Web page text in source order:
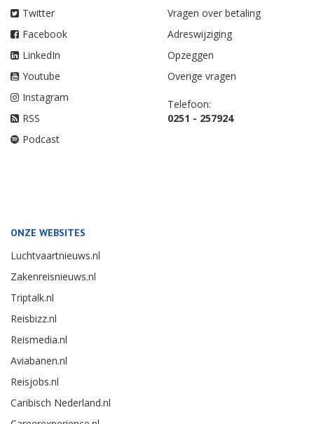
Twitter
Facebook
LinkedIn
Youtube
Instagram
RSS
Podcast
Vragen over betaling
Adreswijziging
Opzeggen
Overige vragen
Telefoon:
0251 - 257924
ONZE WEBSITES
Luchtvaartnieuws.nl
Zakenreisnieuws.nl
Triptalk.nl
Reisbizz.nl
Reismedia.nl
Aviabanen.nl
Reisjobs.nl
Caribisch Nederland.nl